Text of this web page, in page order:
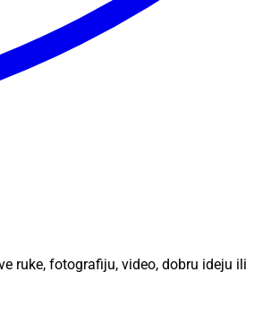
ruke, fotografiju, video, dobru ideju ili